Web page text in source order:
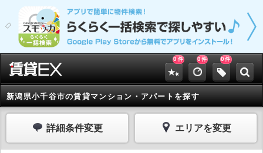
0 件 0件 0件
新潟県小千谷市の賃貸マンション・アパートを探す
詳細条件変更 エリアを変更